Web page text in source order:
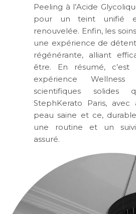
Peeling à l’Acide
pour unteint unifié
renouvelée. Enfin, les
une expérience de
régénérante, alliant
être. En résumé, c’est
expérience
scientifiques solides
StephKerato Paris,
peau saine et ce,
une routine et un suivi
assuré.